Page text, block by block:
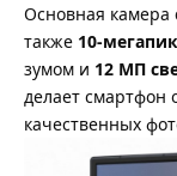
Основная камера
также 10-
зумом и 12 МП
делает смартфон
качественных